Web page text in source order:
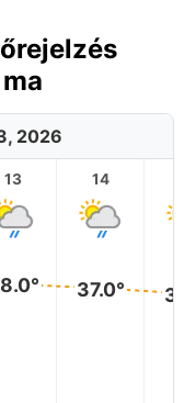
2026
13 14
37.0°